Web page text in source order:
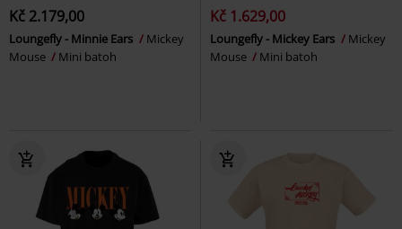
Kč 2.179,00
Loungefly - Minnie Ears
Mickey
Mouse
Mini batoh
Kč 1.629,00
Loungefly - Mickey Ears
Mickey
Mouse
Mini batoh